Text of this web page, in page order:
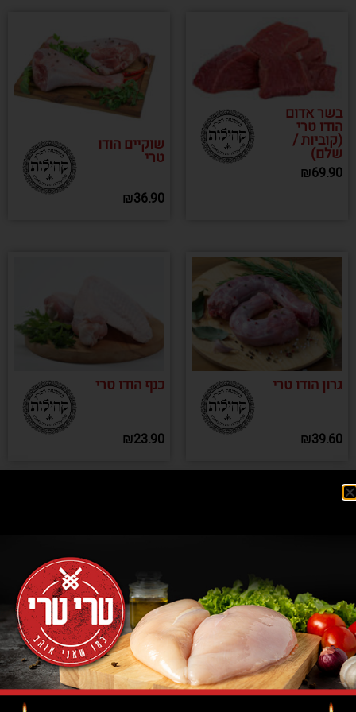
בשר אדום
הודו טרי
(קוביות /
שלם)
₪69.90
שוקיים הודו
טרי
₪36.90
גרון הודו טרי
₪39.60
כנף הודו טרי
₪23.90
חזה הודו טרי
₪53.90
שניצל הודו
טרי
₪ 54.90